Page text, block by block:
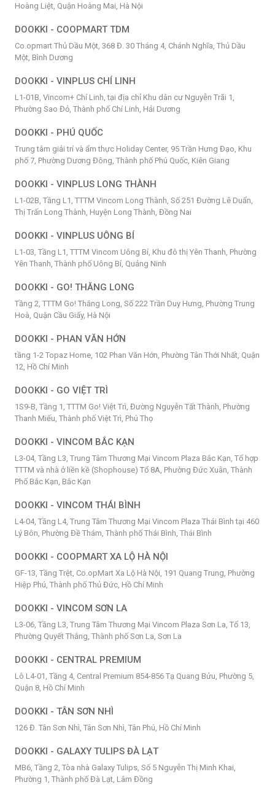
Hoàng Liệt, Quận Hoàng Mai, Hà Nội
DOOKKI - COOPMART TDM
Co.opmart Thủ Dầu Một, 368 Đ. 30 Tháng 4, Chánh Nghĩa, Thủ Dầu
Một, Bình Dương
DOOKKI - VINPLUS CHÍ LINH
L1-01B, Vincom+ Chí Linh, tại địa chỉ Khu dân cư Nguyễn Trãi 1,
Phường Sao Đỏ, Thành phố Chí Linh, Hải Dương
DOOKKI - PHÚ QUỐC
Trung tâm giải trí và ẩm thực Holiday Center, 95 Trần Hưng Đạo, Khu
phố 7, Phường Dương Đông, Thành phố Phú Quốc, Kiên Giang
DOOKKI - VINPLUS LONG THÀNH
L1-02B, Tầng L1, TTTM Vincom Long Thành, Số 251 Đường Lê Duẩn,
Thị Trấn Long Thành, Huyện Long Thành, Đồng Nai
DOOKKI - VINPLUS UÔNG BÍ
L1-03, Tầng L1, TTTM Vincom Uông Bí, Khu đô thị Yên Thanh, Phường
Yên Thanh, Thành phố Uông Bí, Quảng Ninh
DOOKKI - GO! THĂNG LONG
Tầng 2, TTTM Go! Thăng Long, Số 222 Trần Duy Hưng, Phường Trung
Hoà, Quận Cầu Giấy, Hà Nội
DOOKKI - PHAN VĂN HỚN
tầng 1-2 Topaz Home, 102 Phan Văn Hớn, Phường Tân Thới Nhất, Quận
12, Hồ Chí Minh
DOOKKI - GO VIỆT TRÌ
1S9-B, Tầng 1, TTTM Go! Việt Trì, Đường Nguyễn Tất Thành, Phường
Thanh Miếu, Thành phố Việt Trì, Phú Thọ
DOOKKI - VINCOM BẮC KẠN
L3-04, Tầng L3, Trung Tâm Thương Mại Vincom Plaza Bắc Kạn, Tổ hợp
TTTM và nhà ở liền kề (Shophouse) Tổ 8A, Phường Đức Xuân, Thành
Phố Bắc Kạn, Bắc Kạn
DOOKKI - VINCOM THÁI BÌNH
L4-04, Tầng L4, Trung Tâm Thương Mại Vincom Plaza Thái Bình tại 460
Lý Bôn, Phường Đề Thám, Thành phố Thái Bình, Thái Bình
DOOKKI - COOPMART XA LỘ HÀ NỘI
GF-13, Tầng Trệt, Co.opMart Xa Lộ Hà Nội, 191 Quang Trung, Phường
Hiệp Phú, Thành phố Thủ Đức, Hồ Chí Minh
DOOKKI - VINCOM SƠN LA
L3-06, Tầng L3, Trung Tâm Thương Mại Vincom Plaza Sơn La, Tổ 13,
Phường Quyết Thắng, Thành phố Sơn La, Sơn La
DOOKKI - CENTRAL PREMIUM
Lô L4-01, Tầng 4, Central Premium 854-856 Tạ Quang Bửu, Phường 5,
Quận 8, Hồ Chí Minh
DOOKKI - TÂN SƠN NHÌ
126 Đ. Tân Sơn Nhì, Tân Sơn Nhì, Tân Phú, Hồ Chí Minh
DOOKKI - GALAXY TULIPS ĐÀ LẠT
MB6, Tầng 2, Tòa nhà Galaxy Tulips, Số 5 Nguyễn Thị Minh Khai,
Phường 1, Thành phố Đà Lạt, Lâm Đồng